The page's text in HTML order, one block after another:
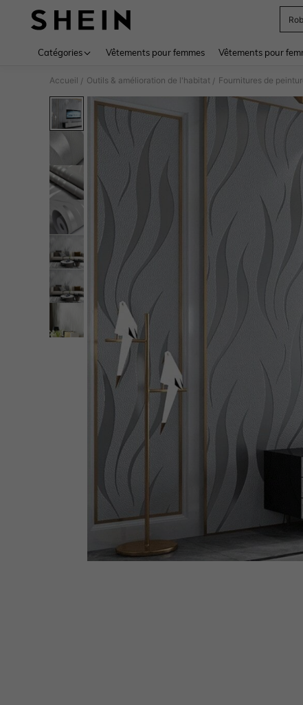
Catégories Vêtements pour femmes Vêtements pour
Accueil / Outils & amélioration de l'habitat / Fournitures de